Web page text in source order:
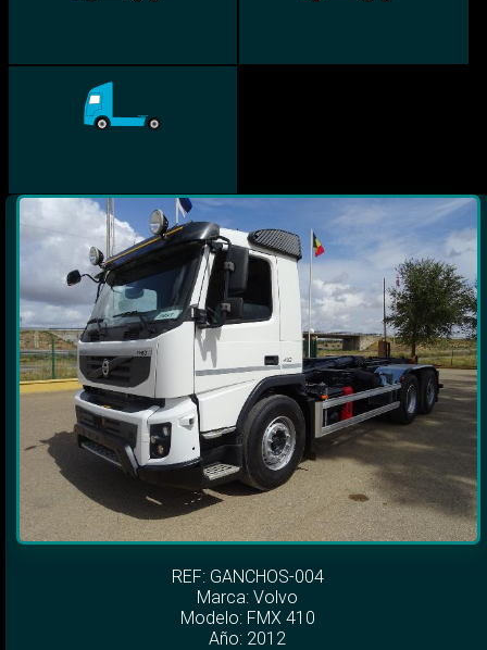
REF: GANCHOS-004
Marca:Volvo
Modelo: FMX 410
Año: 2012